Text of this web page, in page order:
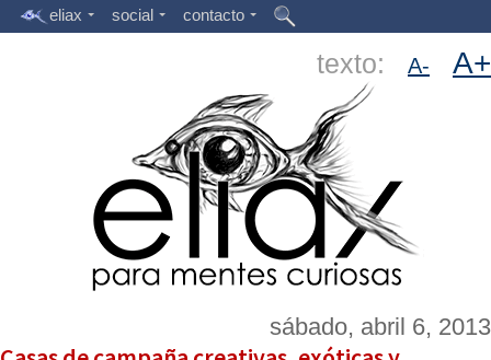
eliax social contacto
texto: A- A+
sábado, abril 6, 2013